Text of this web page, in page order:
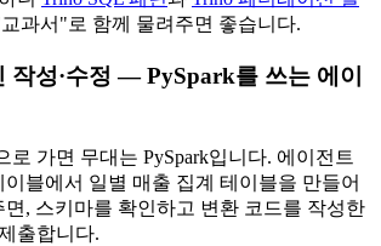
과서"로 함께 물려주면 좋습니다.
작성·수정 — PySpark를 쓰는 에이
로 가면 무대는 PySpark입니다. 에이전트
블에서 일별 매출 집계 테이블을 만들어
, 스키마를 확인하고 변환 코드를 작성한
출합니다.